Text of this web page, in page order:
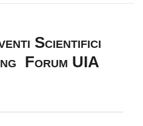
Scientifici
Forum UIA